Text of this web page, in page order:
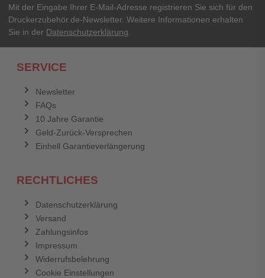
Mit der Eingabe Ihrer E-Mail-Adresse registrieren Sie sich für den
Druckerzubehör.de-Newsletter. Weitere Informationen erhalten
Sie in der Datenschutzerklärung.
SERVICE
Newsletter
FAQs
10 Jahre Garantie
Geld-Zurück-Versprechen
Einhell Garantieverlängerung
RECHTLICHES
Datenschutzerklärung
Versand
Zahlungsinfos
Impressum
Widerrufsbelehrung
Cookie Einstellungen